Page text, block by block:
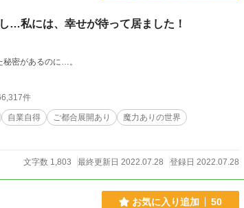
…私には、幸せが待って居ました！
密があるのに…。
件
自業自得 ご都合展開あり
魔力ありの世界
文字数 1,803 最終更新日 2022.07.28 登録日 2022.07.28
お気に入り追加 50